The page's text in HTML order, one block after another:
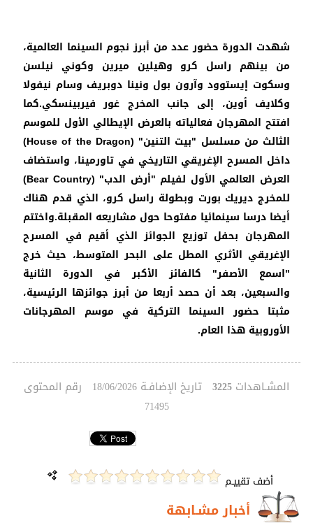
شهدت الدورة حضور عدد من أبرز نجوم السينما العالمية،
من بينهم راسل كرو وهيلين ميرين وكوني نيلسن
وسكوت إيستوود وآرون بول ونينا دوبريف وسام نيفولا
وكلايف أوين، إلى جانب المخرج غور فيربينسكي.كما
افتتح المهرجان فعالياته بالعرض الإيطالي الأول للموسم
الثالث من مسلسل "بيت التنين" (
House of the Dragon)
داخل المسرح الإغريقي التاريخي في تاورمينا، واستضاف
العرض العالمي الأول لفيلم "أرض الدب" (
Bear Country)
للمخرج ديريك بورت وبطولة راسل كرو، الذي قدم هناك
أيضا درسا سينمائيا مفتوحا حول مشاريعه المقبلة.واختتم
المهرجان بحفل توزيع الجوائز الذي أقيم في المسرح
الإغريقي الأثري المطل على البحر المتوسط، حيث خرج
"اسمع الأصفر" كالفائز الأكبر في الدورة الثانية
والسبعين، بعد أن حصد أربعا من أبرز جوائزها الرئيسية،
مثبتا حضور السينما التركية في موسم المهرجانات
الأوروبية هذا العام.
المشـاهدات 3225 تاريخ الإضافـة 18/06/2026 رقم المحتوى
71495
أضف تقييـم
أخبار مشـابهة